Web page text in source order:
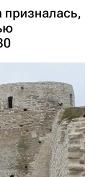
призналась,